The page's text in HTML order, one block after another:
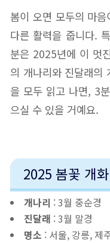
봄이 오면 모두의 마
다른 활력을 줍니다.
분은 2025년에 이 멋
의 개나리와 진달래의
을 모두 읽고 나면, 3
으실 수 있을 거예요.
2025 봄꽃 개
개나리 : 3월 중순경
진달래 : 3월 말경
명소 : 서울, 강릉, 제